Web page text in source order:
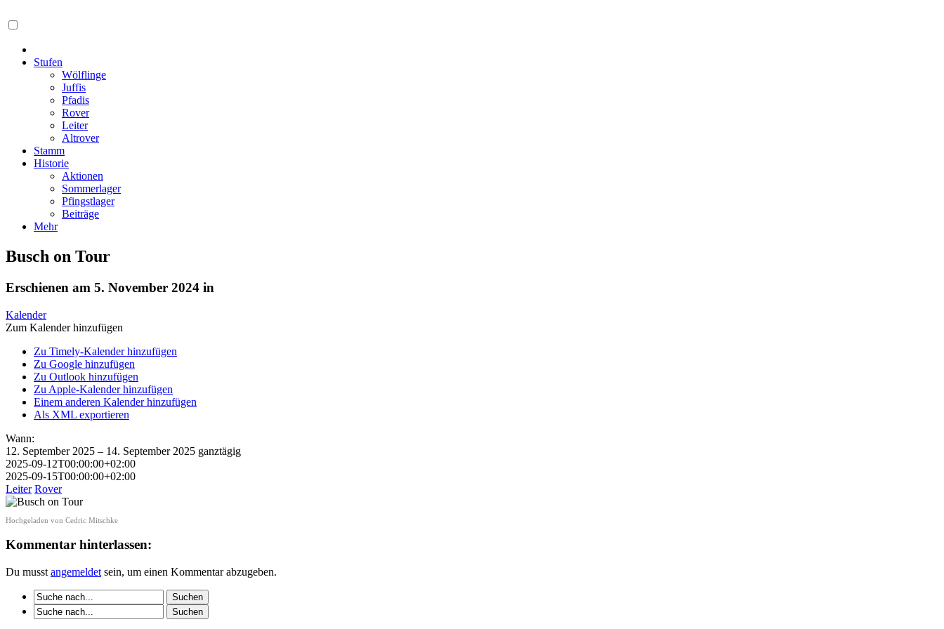
Stufen
Wölflinge
Juffis
Pfadis
Rover
Leiter
Altrover
Stamm
Historie
Aktionen
Sommerlager
Pfingstlager
Beiträge
Mehr
Busch on Tour
Erschienen am 5. November 2024 in
Kalender
Zum Kalender hinzufügen
Zu Timely-Kalender hinzufügen
Zu Google hinzufügen
Zu Outlook hinzufügen
Zu Apple-Kalender hinzufügen
Einem anderen Kalender hinzufügen
Als XML exportieren
Wann:
12. September 2025 – 14. September 2025 ganztägig
2025-09-12T00:00:00+02:00
2025-09-15T00:00:00+02:00
Leiter Rover
Hochgeladen von Cedric Mitschke
Kommentar hinterlassen:
Du musst angemeldet sein, um einen Kommentar abzugeben.
Suche:
Suche: